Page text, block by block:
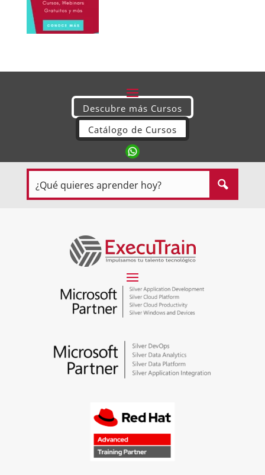
Descubre más Cursos
Catálogo de Cursos